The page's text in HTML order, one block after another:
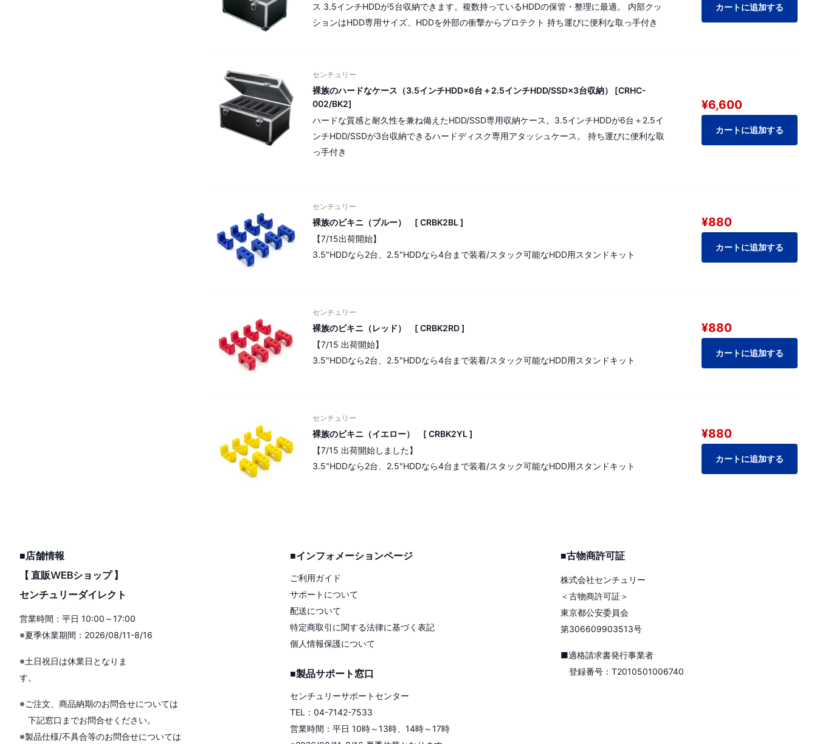
ス 3.5インチHDDが5台収納できます。複数持っているHDDの保管・整理に最適。 内部クッ
ションはHDD専用サイズ、HDDを外部の衝撃からプロテクト 持ち運びに便利な取っ手付き
カートに追加する
センチュリー
裸族のハードなケース（3.5インチHDD×6台＋2.5インチHDD/SSD×3台収納） [CRHC-
002/BK2]
ハードな質感と耐久性を兼ね備えたHDD/SSD専用収納ケース。3.5インチHDDが6台＋2.5イ
ンチHDD/SSDが3台収納できるハードディスク専用アタッシュケース。 持ち運びに便利な取
っ手付き
¥6,600
カートに追加する
センチュリー
裸族のビキニ（ブルー） [ CRBK2BL ]
【7/15出荷開始】
3.5"HDDなら2台、2.5"HDDなら4台まで装着/スタック可能なHDD用スタンドキット
¥880
カートに追加する
センチュリー
裸族のビキニ（レッド） [ CRBK2RD ]
【7/15 出荷開始】
3.5"HDDなら2台、2.5"HDDなら4台まで装着/スタック可能なHDD用スタンドキット
¥880
カートに追加する
センチュリー
裸族のビキニ（イエロー） [ CRBK2YL ]
【7/15 出荷開始しました】
3.5"HDDなら2台、2.5"HDDなら4台まで装着/スタック可能なHDD用スタンドキット
¥880
カートに追加する
■店舗情報
【 直販WEBショップ 】
センチュリーダイレクト
営業時間：平日 10:00～17:00
※夏季休業期間：2026/08/11-8/16
※土日祝日は休業日となりま
す。
※ご注文、商品納期のお問合せについては
下記窓口までお問合せください。
※製品仕様/不具合等のお問合せについては
■インフォメーションページ
ご利用ガイド
サポートについて
配送について
特定商取引に関する法律に基づく表記
個人情報保護について
■製品サポート窓口
センチュリーサポートセンター
TEL：04-7142-7533
営業時間：平日 10時～13時、14時～17時
■古物商許可証
株式会社センチュリー
＜古物商許可証＞
東京都公安委員会
第306609903513号
■適格請求書発行事業者
登録番号：T2010501006740